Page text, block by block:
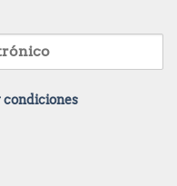
condiciones